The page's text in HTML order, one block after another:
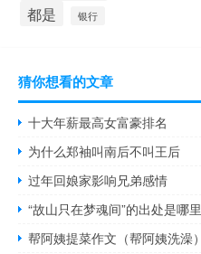
都是 银行
猜你想看的文章
十大年薪最高女富豪排名
为什么郑袖叫南后不叫王后
过年回娘家影响兄弟感情
“故山只在梦魂间”的出处是哪里
帮阿姨提菜作文（帮阿姨洗澡）